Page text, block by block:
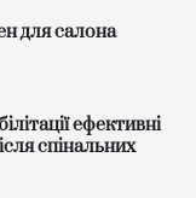
для салона
ефективні
спінальних